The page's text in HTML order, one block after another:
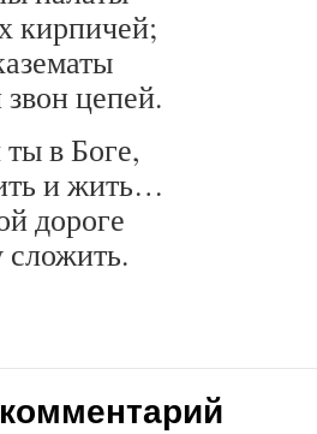
кирпичей;
цепей.
в Боге,
и жить…
дороге
сложить.